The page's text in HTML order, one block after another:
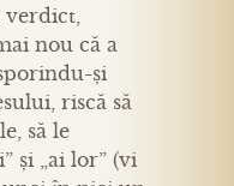
nou că a
și
riscă să
să le
și „ai lor” (vi